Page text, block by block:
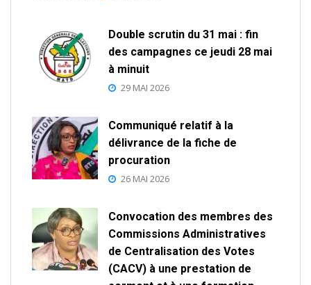
Double scrutin du 31 mai : fin
des campagnes ce jeudi 28 mai
à minuit
29 MAI 2026
Communiqué relatif à la
délivrance de la fiche de
procuration
26 MAI 2026
Convocation des membres des
Commissions Administratives
de Centralisation des Votes
(CACV) à une prestation de